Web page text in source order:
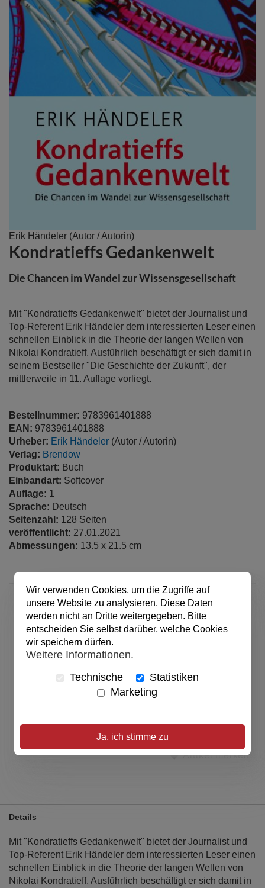
Erik Händeler (Autor / Autorin)
Kondratieffs Gedankenwelt
Die Chancen im Wandel zur Wissensgesellschaft
Mit "Kondratieffs Gedankenwelt" bietet der Journalist und
Top-Referent Erik Händeler dem interessierten Leser einen
schnellen Einblick in die Theorie der langen Wellen von
Nikolai Kondratieff. Ausführlich beschäftigt er sich damit in
seinem Bestseller "Die Geschichte der Zukunft", der
mittlerweile in 11. Auflage vorliegt.
Bestellnummer: 9783961401888
EAN: 9783961401888
Urheber: Erik Händeler (Autor / Autorin)
Verlag: Brendow
Produktart: Buch
Einbandart: Softcover
Auflage: 1
Sprache: Deutsch
Seitenzahl: 128 Seiten
veröffentlicht: 27.01.2021
Abmessungen: 13.5 x 21.5 cm
Zum
Anfang
der
Bildergalerie
10,00 €
Anzahl
Artikel merken
Details
Mit "Kondratieffs Gedankenwelt" bietet der Journalist und
Top-Referent Erik Händeler dem interessierten Leser einen
schnellen Einblick in die Theorie der langen Wellen von
Nikolai Kondratieff. Ausführlich beschäftigt er sich damit in
Wir verwenden Cookies, um die Zugriffe auf
unsere Website zu analysieren. Diese Daten
werden nicht an Dritte weitergegeben. Bitte
entscheiden Sie selbst darüber, welche Cookies
wir speichern dürfen.
Weitere Informationen.
Technische
Statistiken
Marketing
Ja, ich stimme zu